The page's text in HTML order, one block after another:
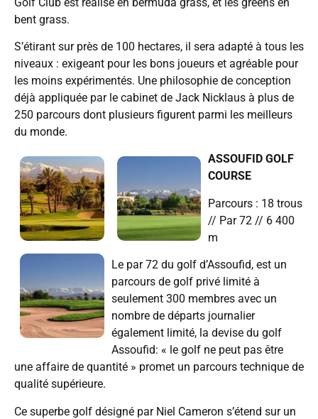
bent grass.
S’étirant sur près de 100 hectares, il sera adapté à tous les
niveaux : exigeant pour les bons joueurs et agréable pour
les moins expérimentés. Une philosophie de conception
déjà appliquée par le cabinet de Jack Nicklaus à plus de
250 parcours dont plusieurs figurent parmi les meilleurs
du monde.
ASSOUFID GOLF
COURSE
Parcours : 18 trous
// Par 72 // 6 400
m
Le par 72 du golf d’Assoufid, est un
parcours de golf privé limité à
seulement 300 membres avec un
nombre de départs journalier
également limité, la devise du golf
Assoufid: « le golf ne peut pas être
une affaire de quantité » promet un parcours technique de
qualité supérieure.
Ce superbe golf désigné par Niel Cameron s’étend sur un